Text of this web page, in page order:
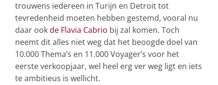
trouwens iedereen in Turijn en Detroit tot
tevredenheid moeten hebben gestemd, vooral nu
daar ookde Flavia Cabrio bij zal komen. Toch
neemt dit alles niet weg dat het beoogde doel van
10.000 Thema’s en 11.000 Voyager’s voor het
eerste verkoopjaar, wel heel erg ver weg ligt en iets
te ambitieus is wellicht.